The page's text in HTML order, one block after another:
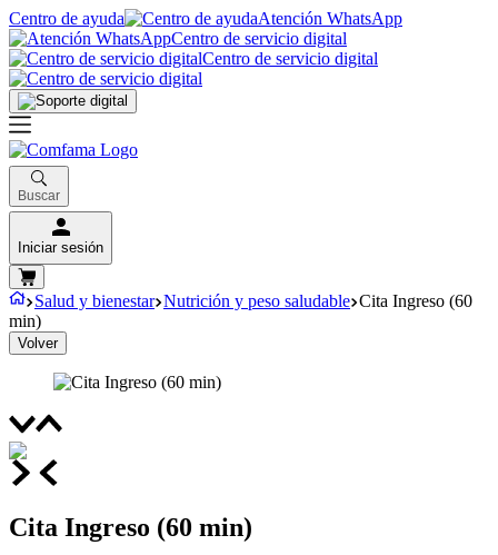
Centro de ayuda
Atención WhatsApp
Centro de servicio digital
Centro de servicio digital
Buscar
Iniciar sesión
Salud y bienestar Nutrición y peso saludable Cita Ingreso (60
min)
Volver
Cita Ingreso (60 min)